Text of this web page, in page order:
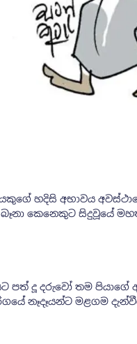
හදිසි අභාවය
කෙනෙකුට සිදුවූයේ
පත් දූ දරුවෝ තම
නෑදෑයන්ට මළගම